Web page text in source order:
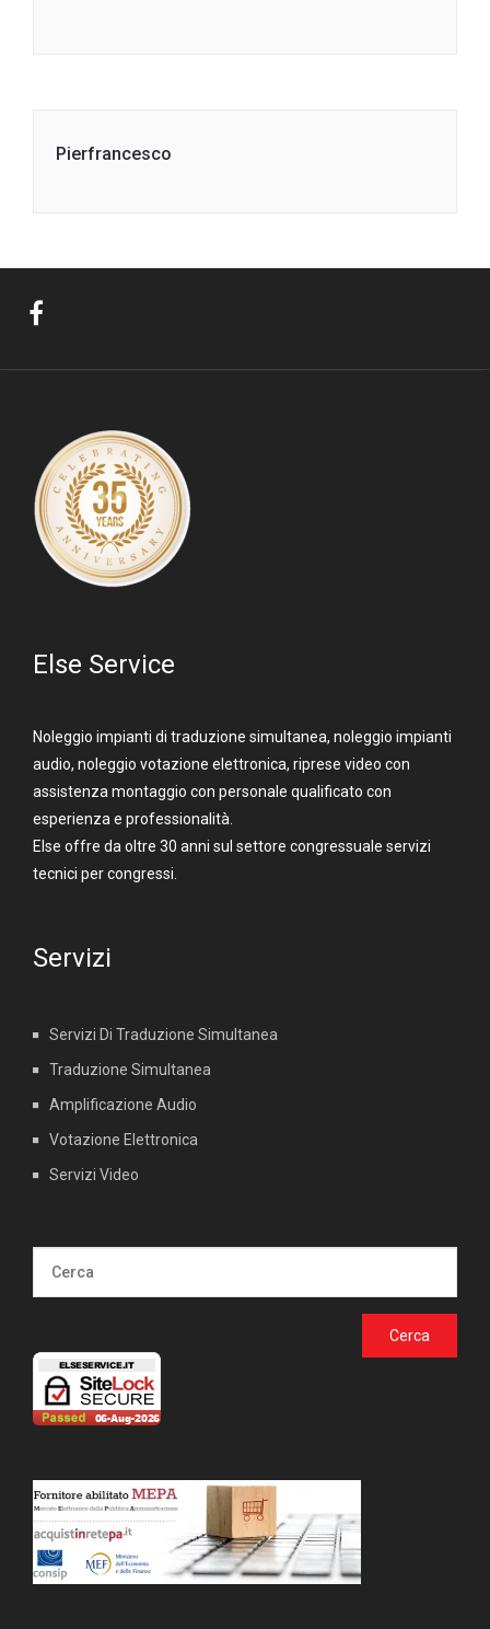
Pierfrancesco
Else Service
Noleggio impianti di traduzione simultanea, noleggio impianti
audio, noleggio votazione elettronica, riprese video con
assistenza montaggio con personale qualificato con
esperienza e professionalità.
Else offre da oltre 30 anni sul settore congressuale servizi
tecnici per congressi.
Servizi
Servizi Di Traduzione Simultanea
Traduzione Simultanea
Amplificazione Audio
Votazione Elettronica
Servizi Video